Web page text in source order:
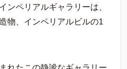
ンペリアルギャラリーは、
物、インペリアルビルの1